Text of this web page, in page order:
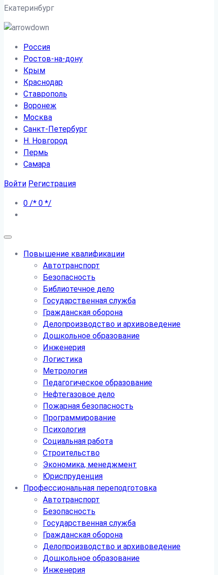
Екатеринбург
Россия
Ростов-на-дону
Крым
Краснодар
Ставрополь
Воронеж
Москва
Санкт-Петербург
Н. Новгород
Пермь
Самара
Войти Регистрация
0 /* 0 */
Повышение квалификации
Автотранспорт
Безопасность
Библиотечное дело
Государственная служба
Гражданская оборона
Делопроизводство и архивоведение
Дошкольное образование
Инженерия
Логистика
Метрология
Педагогическое образование
Нефтегазовое дело
Пожарная безопасность
Программирование
Психология
Социальная работа
Строительство
Экономика, менеджмент
Юриспруденция
Профессиональная переподготовка
Автотранспорт
Безопасность
Государственная служба
Гражданская оборона
Делопроизводство и архивоведение
Дошкольное образование
Инженерия